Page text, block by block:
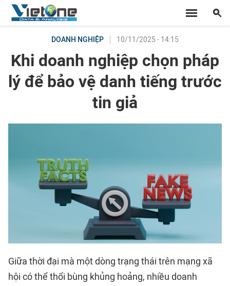
DOANH NGHIỆP 10/11/2025 - 14:15
Khi doanh nghiệp chọn pháp
lý để bảo vệ danh tiếng trước
tin giả
Giữa thời đại mà một dòng trạng thái trên mạng xã
hội có thểthổi bùng khủng hoảng, nhiều doanh